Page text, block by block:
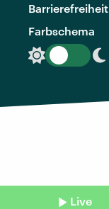
Barrierefreiheit
Farbschema
Live